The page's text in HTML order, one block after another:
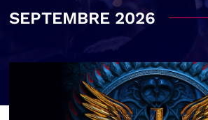
SEPTEMBRE 2026